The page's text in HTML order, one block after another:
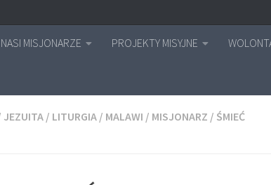
NASI MISJONARZE PROJEKTY MISYJNE
JEZUITA / LITURGIA / MALAWI / MISJONARZ / ŚMIEĆ